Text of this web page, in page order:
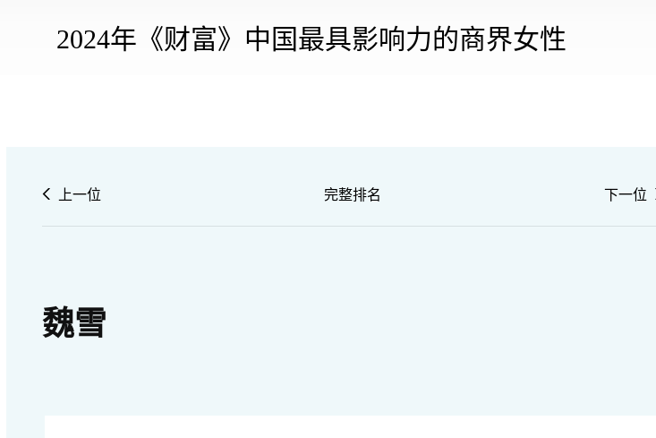
2024年《财富》中国最具影响力的商界女性
上一位 完整排名 下一位
魏雪